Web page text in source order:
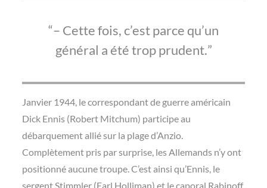
– Cette fois, c’est parce qu’un
général a été trop prudent.
Janvier 1944, le correspondant de guerre américain
Dick Ennis (Robert Mitchum) participe au
débarquement allié sur la plage d’Anzio.
Complètement pris par surprise, les Allemands n’y ont
positionné aucune troupe. C’est ainsi qu’Ennis, le
sergent Stimmler (Earl Holliman) et le caporal Rabinoff